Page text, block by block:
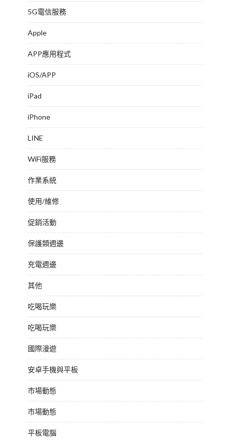
5G電信服務
Apple
APP應用程式
iOS/APP
iPad
iPhone
LINE
WiFi服務
作業系統
使用/維修
促銷活動
保護類週邊
充電週邊
其他
吃喝玩樂
吃喝玩樂
國際漫遊
安卓手機與平板
市場動態
市場動態
平板電腦